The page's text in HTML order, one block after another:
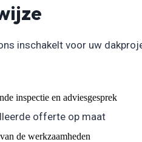
inschakelt voor uw
inspectie en adviesgesprek
offerte op maat
de werkzaamheden